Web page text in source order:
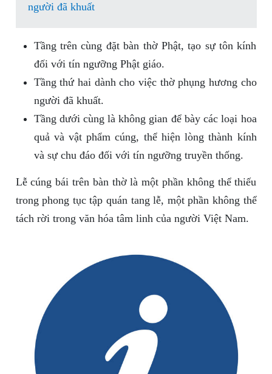
người đã khuất
Tầng trên cùng đặt bàn thờ Phật, tạo sự tôn kính
đối với tín ngưỡng Phật giáo.
Tầng thứ hai dành cho việc thờ phụng hương cho
người đã khuất.
Tầng dưới cùng là không gian để bày các loại hoa
quả và vật phẩm cúng, thể hiện lòng thành kính
và sự chu đáo đối với tín ngưỡng truyền thống.
Lễ cúng bái trên bàn thờ là một phần không thể thiếu
trong phong tục tập quán tang lễ, một phần không thể
tách rời trong văn hóa tâm linh của người Việt Nam.